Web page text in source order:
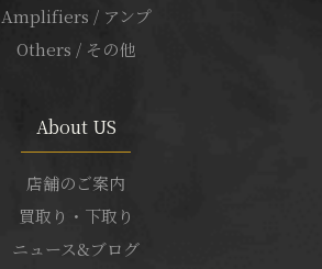
Amplifiers / アンプ
Others / その他
About US
店舗のご案内
買取り・下取り
ニュース&ブログ